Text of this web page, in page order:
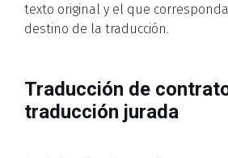
texto original y el que
destino de la traducción.
Traducción de
traducción jurada